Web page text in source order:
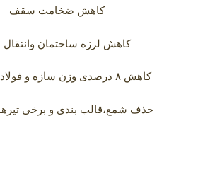
کاهش ضخامت سقف
کاهش لرزه ساختمان وانتقال
کاهش ۸ درصدی وزن سازه و فولاد مصرفی
حذف شمع،قالب بندی و برخی